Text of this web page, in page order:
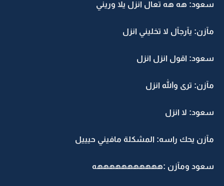
سعود: هه هه تعال انزل يلا وريني
مآزن: يآرجآل لا تخليني انزل
سعود: اقول انزل انزل
مآزن: ترى والله انزل
سعود: لا انزل
مآزن يحك راسه: المشكلة مافيني حيييل
سعود ومآزن :هههههههههههه